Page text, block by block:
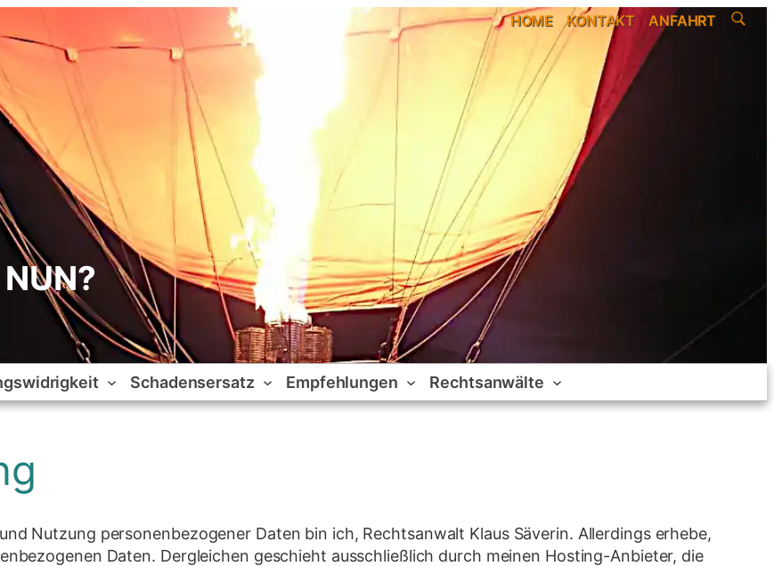
Schadensersatz Empfehlungen Rechtsanwälte
Nutzung personenbezogener Daten bin ich, Rechtsanwalt Klaus Säverin. Allerdings erhebe,
Daten. Dergleichen geschieht ausschließlich durch meinen Hosting-Anbieter, die
HOME KONTAKT ANFAHRT